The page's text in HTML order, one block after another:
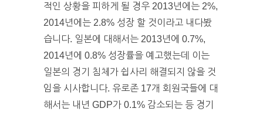
적인 상황을 피하게 될 경우 2013년에는 2%,
2014년에는 2.8% 성장 할 것이라고 내다봤
습니다. 일본에 대해서는 2013년에 0.7%,
2014년에 0.8% 성장률을 예고했는데 이는
일본의 경기 침체가 쉽사리 해결되지 않을 것
임을 시사합니다. 유로존 17개 회원국들에 대
해서는 내년 GDP가 0.1% 감소되는 등 경기